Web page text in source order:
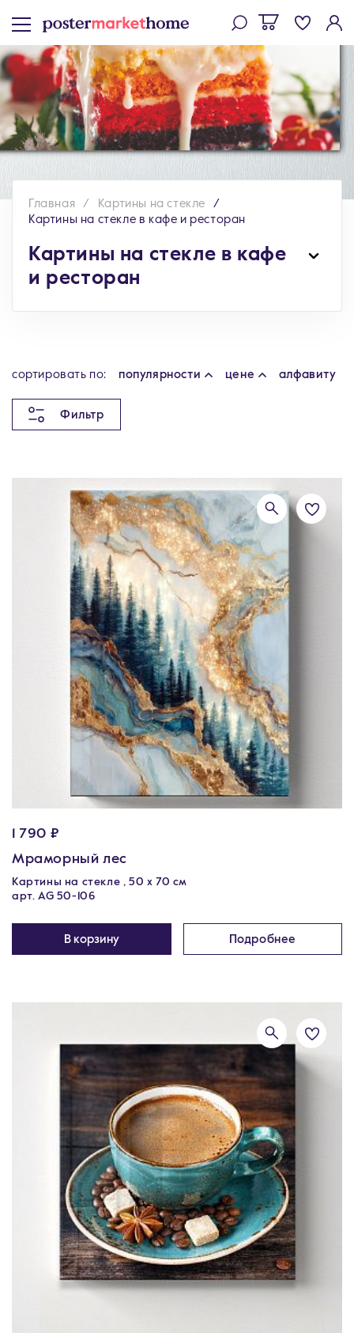
Главная
Картины на стекле
Картины на стекле в кафе и ресторан
Картины на стекле в кафе
и ресторан
cортировать по: популярности цене алфавиту
Фильтр
1 790 ₽
Мраморный лес
Картины на стекле , 50 х 70 см
арт. AG 50-106
В корзину Подробнее